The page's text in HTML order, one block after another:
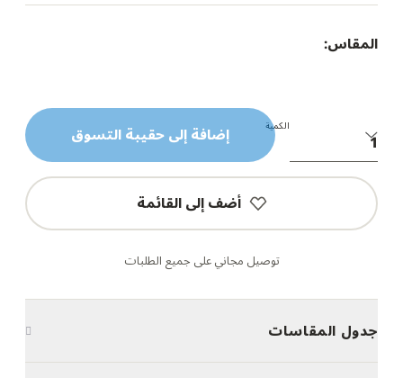
المقاس:
الكمية إضافة إلى حقيبة التسوق
أضف إلى القائمة
توصيل مجاني على جميع الطلبات
جدول المقاسات